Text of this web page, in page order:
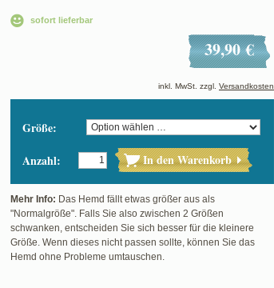
sofort lieferbar
39,90 €
inkl. MwSt. zzgl. Versandkosten
Größe:
Anzahl:
In den Warenkorb
Mehr Info: Das Hemd fällt etwas größer aus als
"Normalgröße". Falls Sie also zwischen 2 Größen
schwanken, entscheiden Sie sich besser für die kleinere
Größe. Wenn dieses nicht passen sollte, können Sie das
Hemd ohne Probleme umtauschen.